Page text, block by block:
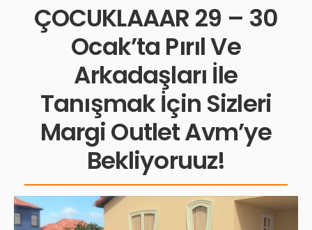
ÇOCUKLAAAR 29 – 30
Ocak’ta Pırıl Ve
Arkadaşları İle
Tanışmak İçin Sizleri
Margi Outlet Avm’ye
Bekliyoruuz!
Video
oynatıcı